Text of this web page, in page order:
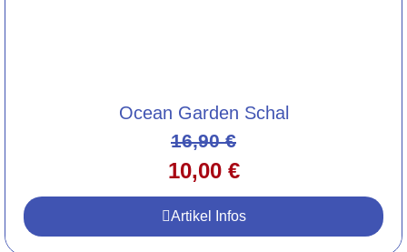
Ocean Garden Schal
16,90€
10,00 €
Artikel Infos